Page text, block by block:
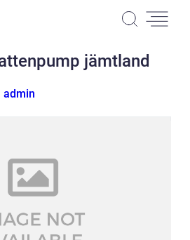
jämtland
admin